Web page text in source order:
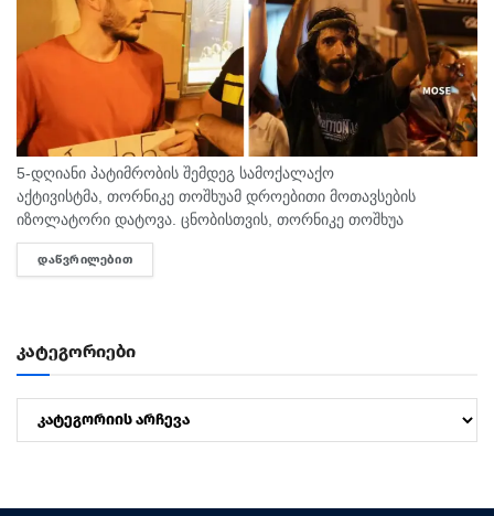
5-დღიანი პატიმრობის შემდეგ სამოქალაქო
აქტივისტმა, თორნიკე თოშხუამ დროებითი მოთავსების
იზოლატორი დატოვა. ცნობისთვის, თორნიკე თოშხუა
პოლიციამ 31 ივლისს, თბილისის საკრებულოსთან
დააკავა. მას ხელში ეკავა ბანერი "ბიძინა ყ - არაა/არის?".
ᲓᲐᲬᲕᲠᲘᲚᲔᲑᲘᲗ
კატეგორიები
კატეგორიები